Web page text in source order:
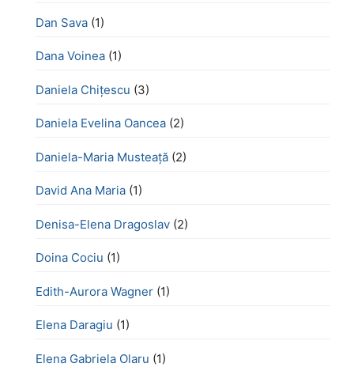
Dan Sava (1)
Dana Voinea (1)
Daniela Chițescu (3)
Daniela Evelina Oancea (2)
Daniela-Maria Musteață (2)
David Ana Maria (1)
Denisa-Elena Dragoslav (2)
Doina Cociu (1)
Edith-Aurora Wagner (1)
Elena Daragiu (1)
Elena Gabriela Olaru (1)